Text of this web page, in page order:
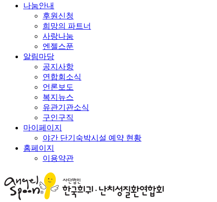
나눔안내
후원신청
희망의 파트너
사랑나눔
엔젤스푼
알림마당
공지사항
연합회소식
언론보도
복지뉴스
유관기관소식
구인구직
마이페이지
야간 단기숙박시설 예약 현황
홈페이지
이용약관